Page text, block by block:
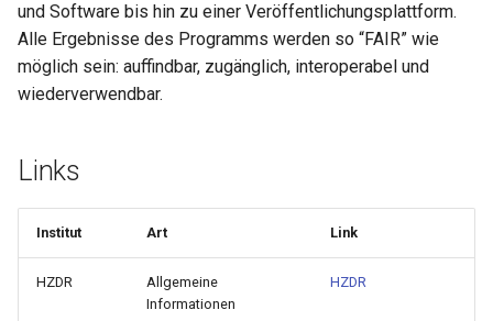
und Software bis hin zu einer Veröffentlichungsplattform.
Alle Ergebnisse des Programms werden so “FAIR” wie
möglich sein: auffindbar, zugänglich, interoperabel und
wiederverwendbar.
Links
Institut Art Link
HZDR
Allgemeine
Informationen
HZDR